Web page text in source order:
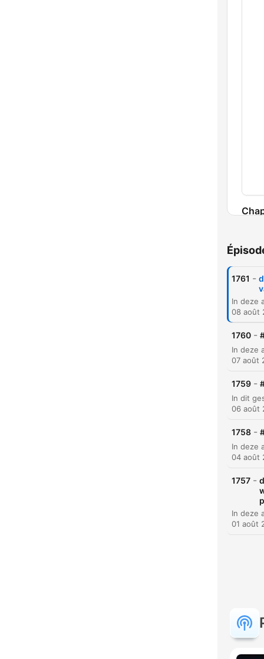
1761 -
08 août
1760 -
07 août
1759 -
06 août
1758 -
04 août
1757 -
01 août